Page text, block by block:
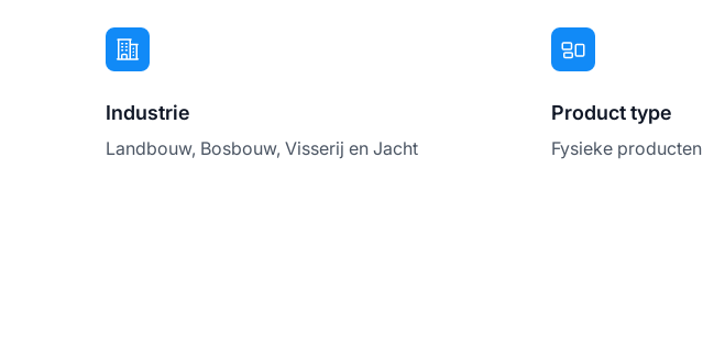
Industrie
Landbouw, Bosbouw, Visserij en Jacht
Product type
Fysieke producten